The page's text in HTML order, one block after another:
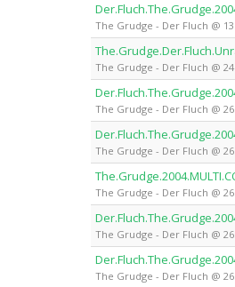
The Grudge - Der Fluch @
The Grudge - Der Fluch @
The Grudge - Der Fluch @
The Grudge - Der Fluch @
The Grudge - Der Fluch @
The Grudge - Der Fluch @
The Grudge - Der Fluch @